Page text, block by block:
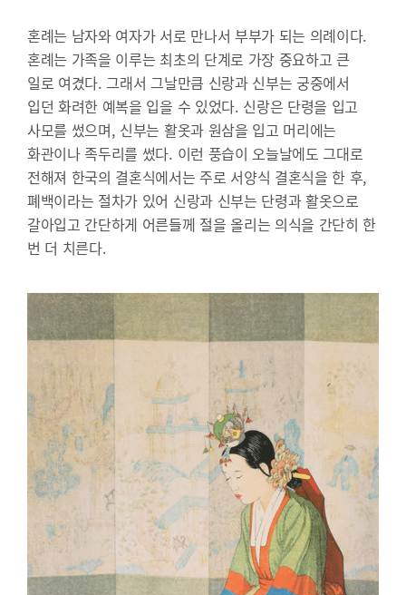
혼례는 남자와 여자가 서로 만나서 부부가 되는 의례이다.
혼례는 가족을 이루는 최초의 단계로 가장 중요하고 큰
일로 여겼다. 그래서 그날만큼 신랑과 신부는 궁중에서
입던 화려한 예복을 입을 수 있었다. 신랑은 단령을 입고
사모를 썼으며, 신부는 활옷과 원삼을 입고 머리에는
화관이나 족두리를 썼다. 이런 풍습이 오늘날에도 그대로
전해져 한국의 결혼식에서는 주로 서양식 결혼식을 한 후,
폐백이라는 절차가 있어 신랑과 신부는 단령과 활옷으로
갈아입고 간단하게 어른들께 절을 올리는 의식을 간단히 한
번 더 치른다.